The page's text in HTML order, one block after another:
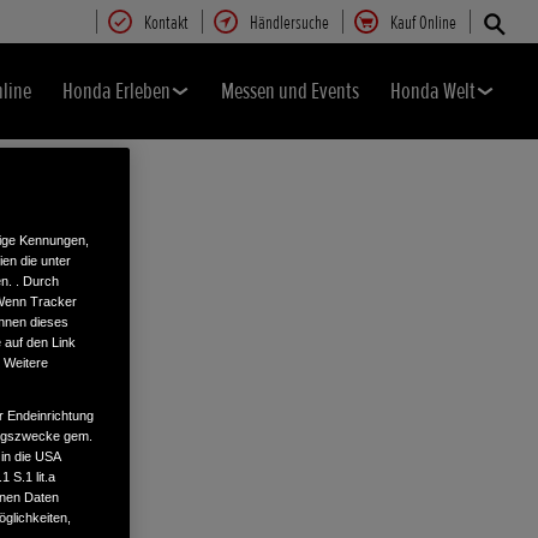
Kontakt Händlersuche Kauf Online
Honda Erleben Messen und Events Honda Welt
Kennungen,
die unter
. Durch
Tracker
dieses
auf den Link
Weitere
Endeinrichtung
gem.
die USA
S.1 lit.a
Daten